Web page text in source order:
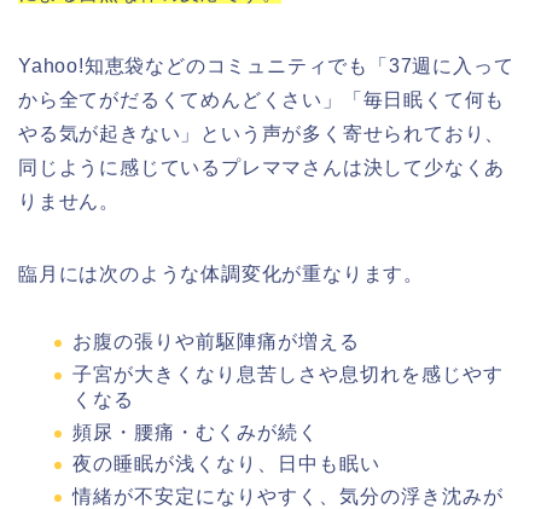
Yahoo!知恵袋などのコミュニティでも「37週に入って
から全てがだるくてめんどくさい」「毎日眠くて何も
やる気が起きない」という声が多く寄せられており、
同じように感じているプレママさんは決して少なくあ
りません。
臨月には次のような体調変化が重なります。
お腹の張りや前駆陣痛が増える
子宮が大きくなり息苦しさや息切れを感じやす
くなる
頻尿・腰痛・むくみが続く
夜の睡眠が浅くなり、日中も眠い
情緒が不安定になりやすく、気分の浮き沈みが